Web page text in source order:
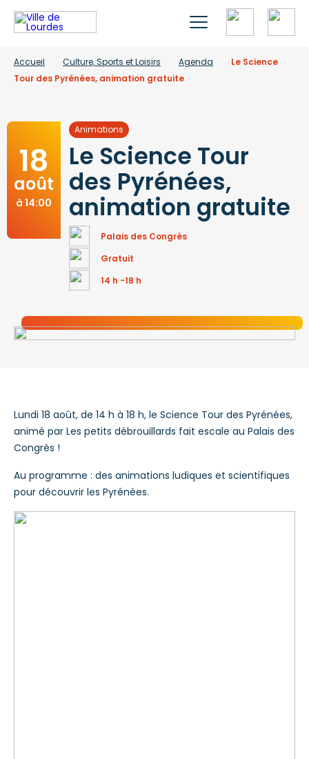
Accueil Culture, Sports et Loisirs Agenda
Le Science
Tour des Pyrénées, animation gratuite
18
août
à 14:00
Animations
Le Science Tour
des Pyrénées,
animation gratuite
Palais des Congrès
Gratuit
14 h -18 h
Lundi 18 août, de 14 h à 18 h, le Science Tour des Pyrénées,
animé par Les petits débrouillards fait escale au Palais des
Congrès !
Au programme : des animations ludiques et scientifiques
pour découvrir les Pyrénées.